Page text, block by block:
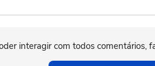
interagir com todos comentários,